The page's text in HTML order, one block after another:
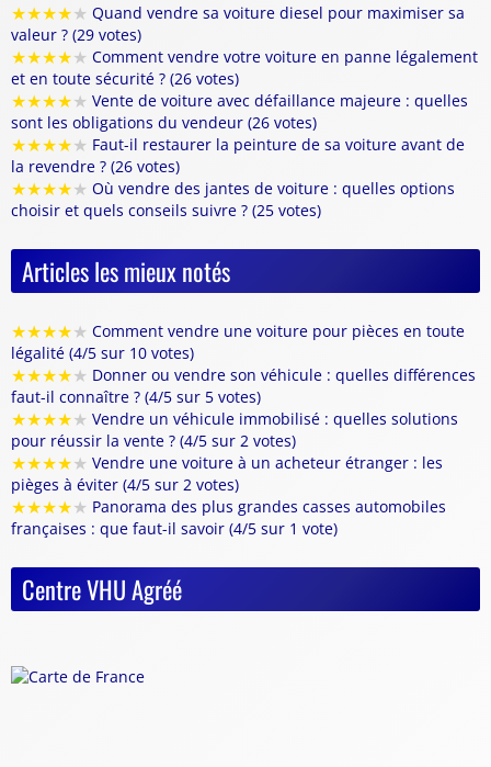
★★★★★ Quand vendre sa voiture diesel pour maximiser sa
valeur ? (29 votes)
★★★★★ Comment vendre votre voiture en panne légalement
et en toute sécurité ? (26 votes)
★★★★★ Vente de voiture avec défaillance majeure : quelles
sont les obligations du vendeur (26 votes)
★★★★★ Faut-il restaurer la peinture de sa voiture avant de
la revendre ? (26 votes)
★★★★★ Où vendre des jantes de voiture : quelles options
choisir et quels conseils suivre ? (25 votes)
Articles les mieux notés
★★★★★ Comment vendre une voiture pour pièces en toute
légalité (4/5 sur 10 votes)
★★★★★ Donner ou vendre son véhicule : quelles différences
faut-il connaître ? (4/5 sur 5 votes)
★★★★★ Vendre un véhicule immobilisé : quelles solutions
pour réussir la vente ? (4/5 sur 2 votes)
★★★★★ Vendre une voiture à un acheteur étranger : les
pièges à éviter (4/5 sur 2 votes)
★★★★★ Panorama des plus grandes casses automobiles
françaises : que faut-il savoir (4/5 sur 1 vote)
Centre VHU Agréé